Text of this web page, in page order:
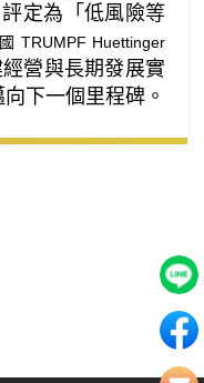
定為「低風險等
TRUMPF Huettinger
營與長期發展實
下一個里程碑。